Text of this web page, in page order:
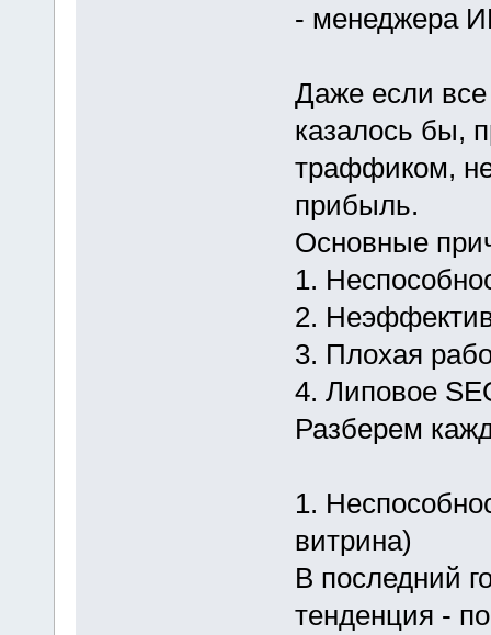
- менеджера
Даже если
казалось бы,
траффиком,
прибыль.
Основные
1.
2.
3. Плохая
4. Липовое
Разберем
1.
витрина)
В последний
тенденция -